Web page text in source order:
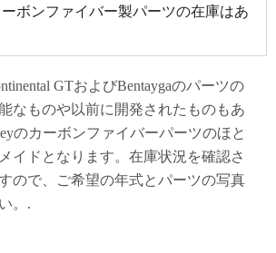
ボンファイバー製パーツの在庫はあ
GTおよびBentaygaのパーツの
なものや以前に開発されたものもあ
のカーボンファイバーパーツのほと
イドとなります。在庫状況を確認さ
ので、ご希望の年式とパーツの写真
。.